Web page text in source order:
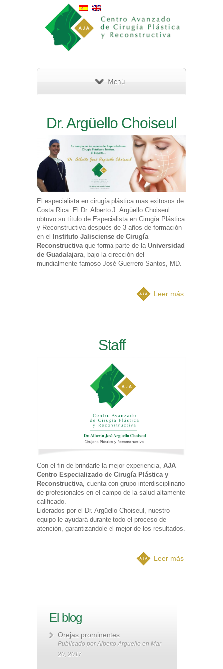
AGENDAR CITA
Menú
Dr. Argüello Choiseul
El especialista en cirugía plástica mas exitosos de
Costa Rica. El Dr. Alberto J. Argüello Choiseul
obtuvo su título de Especialista en Cirugía Plástica
y Reconstructiva después de 3 años de formación
en el Instituto Jalisciense de Cirugía
Reconstructiva que forma parte de la Universidad
de Guadalajara , bajo la dirección del
mundialmente famoso José Guerrero Santos, MD.
Leer más
Staff
Con el fin de brindarle la mejor experiencia, AJA
Centro Especializado de Cirugía Plástica y
Reconstructiva , cuenta con grupo interdisciplinario
de profesionales en el campo de la salud altamente
calificado.
Liderados por el Dr. Argüello Choiseul, nuestro
equipo le ayudará durante todo el proceso de
atención, garantizandole el mejor de los resultados.
Leer más
El blog
Orejas prominentes
Publicado porAlberto Arguello en Mar
20, 2017